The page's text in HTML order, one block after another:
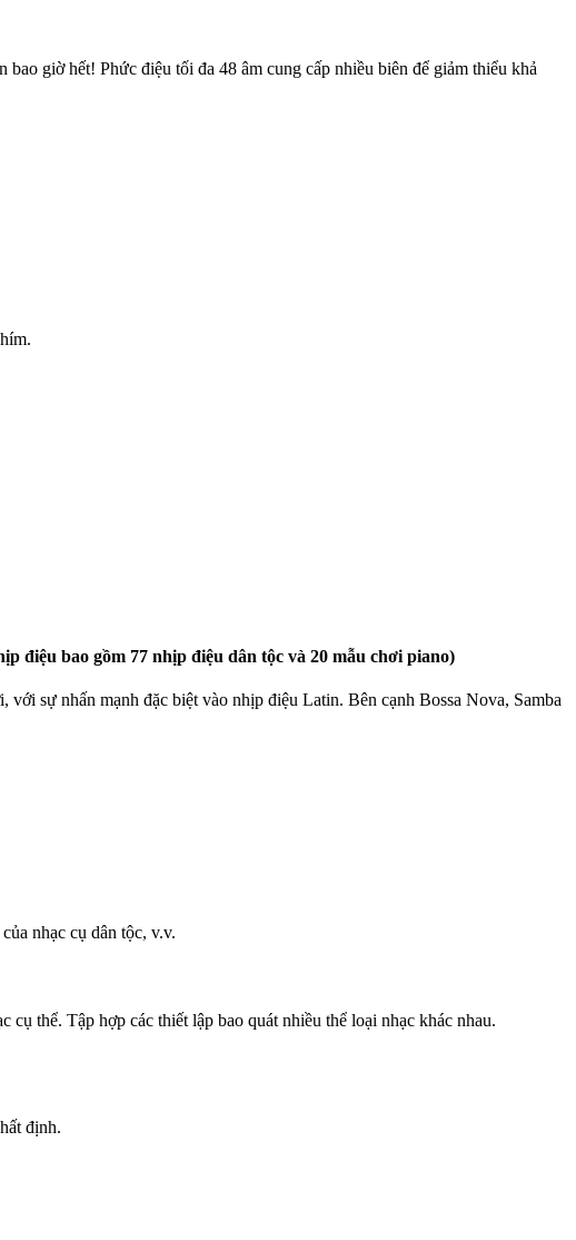
giờ hết! Phức điệu tối đa 48 âm cung cấp nhiều biên để giảm thiểu khả
điệu bao gồm 77 nhịp điệu dân tộc và 20 mẫu chơi piano)
sự nhấn mạnh đặc biệt vào nhịp điệu Latin. Bên cạnh Bossa Nova, Samba
nhạc cụ dân tộc, v.v.
thể. Tập hợp các thiết lập bao quát nhiều thể loại nhạc khác nhau.
định.